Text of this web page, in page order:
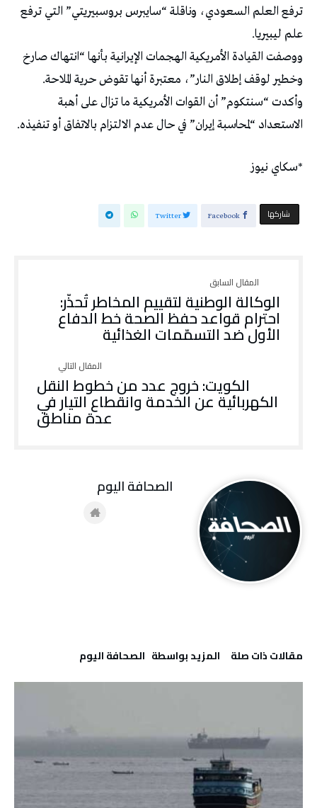
ترفع العلم السعودي، وناقلة “سايبرس بروسبيريتي” التي ترفع
علم ليبيريا.
ووصفت القيادة الأمريكية الهجمات الإيرانية بأنها “انتهاك صارخ
وخطير لوقف إطلاق النار”، معتبرة أنها تقوض حرية الملاحة.
وأكدت “سنتكوم” أن القوات الأمريكية ما تزال على أهبة
الاستعداد “لمحاسبة إيران” في حال عدم الالتزام بالاتفاق أو تنفيذه.
*سكاي نيوز
‫‫ شاركها‬ Facebook
Twitter
الوكالة الوطنية لتقييم المخاطر تُحذّر:
احترام قواعد حفظ الصحة خط الدفاع
الأول ضد التسمّمات الغذائية
الكويت: خروج عدد من خطوط النقل
الكهربائية عن الخدمة وانقطاع التيار في
عدة مناطق
‫مقالات ذات صلة‬ ‫‫المزيد بواسطة‬ ‬ ‭ ‬الصحافة‭ ‬اليوم